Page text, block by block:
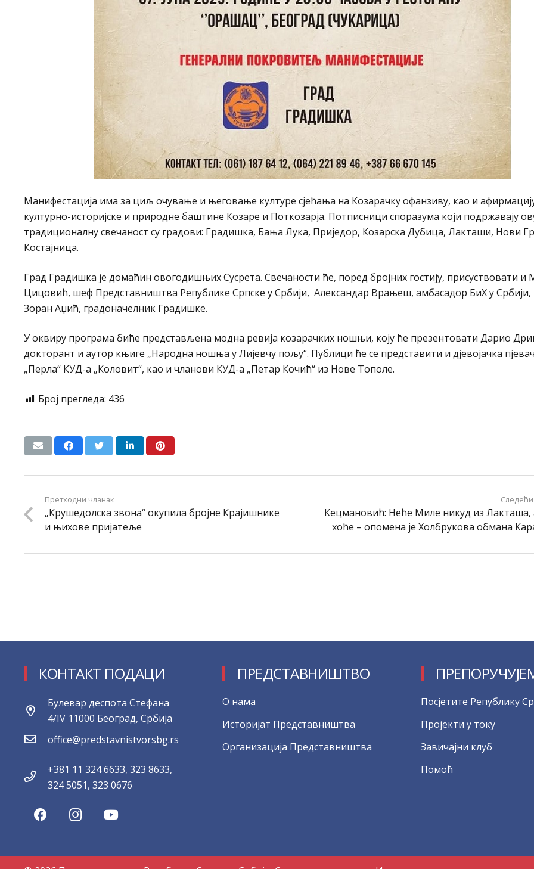
Манифестација има за циљ очување и његовање културе сјећања на Козарачку офанзиву, као и
културно-историјске и природне баштине Козаре и Поткозарја. Потписници споразума који подржавају
традиционалну свечаност су градови: Градишка, Бања Лука, Приједор, Козарска Дубица, Лакташи, Нови
Костајница.
Град Градишка је домаћин овогодишњих Сусрета. Свечаности ће, поред бројних гостију, присуствовати и
Цицовић, шеф Представништва Републике Српске у Србији, Александар Врањеш, амбасадор БиХ у Србији,
Зоран Аџић, градоначелник Градишке.
У оквиру програма биће представљена модна ревија козарачких ношњи, коју ће презентовати Дарио
докторант и аутор књиге „Народна ношња у Лијевчу пољу“. Публици ће се представити и дјевојачка
„Перла“ КУД-а „Коловит“, као и чланови КУД-а „Петар Кочић“ из Нове Тополе.
Број прегледа: 436
Претходни чланак
„Крушедолска звона“ окупила бројне Крајишнике
и њихове пријатеље
Кецмановић: Неће Миле никуд из Лакташа,
хоће – опомена је Холбрукова обмана
КОНТАКТ ПОДАЦИ
Булевар деспота Стефана
4/IV 11000 Београд, Србија
office@predstavnistvorsbg.rs
+381 11 324 6633, 323 8633,
324 5051, 323 0676
ПРЕДСТАВНИШТВО
О нама
Историјат Представништва
Организација Представништва
Посјетите Републику
Пројекти у току
Завичајни клуб
Помоћ